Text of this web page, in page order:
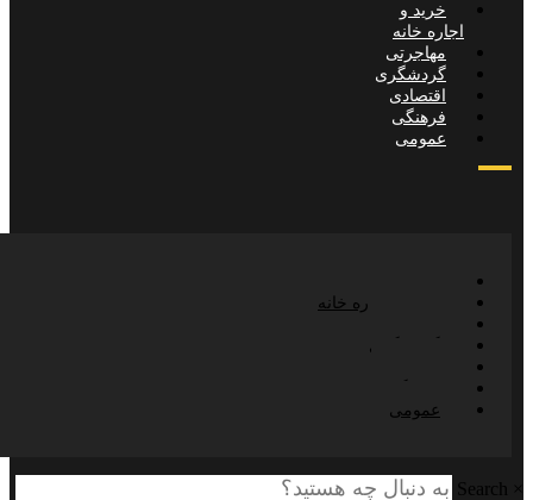
خرید و
مهاجرتی
گردشگری
اقتصادی
فرهنگی
عمومی
صفحه اصلی
خرید و اجاره خانه
مهاجرتی
گردشگری
اقتصادی
فرهنگی
عمومی